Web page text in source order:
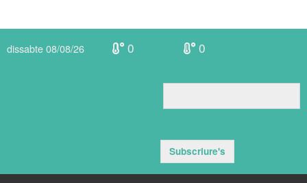
dissabte 08/08/26 0 0
Subscriure's